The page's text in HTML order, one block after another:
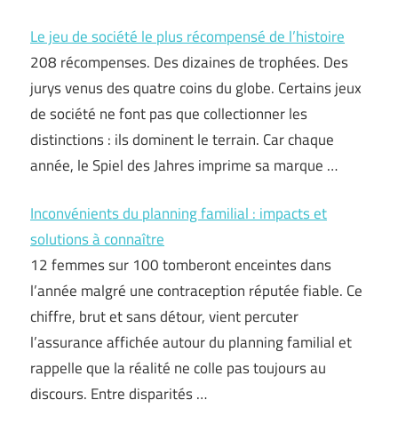
Le jeu de société le plus récompensé de l’histoire
208 récompenses. Des dizaines de trophées. Des
jurys venus des quatre coins du globe. Certains jeux
de société ne font pas que collectionner les
distinctions : ils dominent le terrain. Car chaque
année, le Spiel des Jahres imprime sa marque …
Inconvénients du planning familial : impacts et
solutions à connaître
12 femmes sur 100 tomberont enceintes dans
l’année malgré une contraception réputée fiable. Ce
chiffre, brut et sans détour, vient percuter
l’assurance affichée autour du planning familial et
rappelle que la réalité ne colle pas toujours au
discours. Entre disparités …